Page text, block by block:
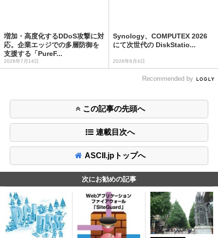
増加・高度化するDDoS攻撃に対
応。企業エッジでの多層防御を
支援する「PureF...
2026年7月14日
Synology、COMPUTEX 2026
にて次世代の DiskStatio...
2026年6月4日
Recommended by
この記事の先頭へ
連載目次へ
ASCII.jpトップへ
次にお勧めの記事